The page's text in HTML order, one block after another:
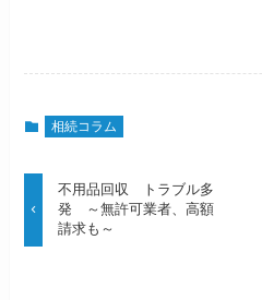
相続コラム
不用品回収 トラブル多
発 ～無許可業者、高額
請求も～